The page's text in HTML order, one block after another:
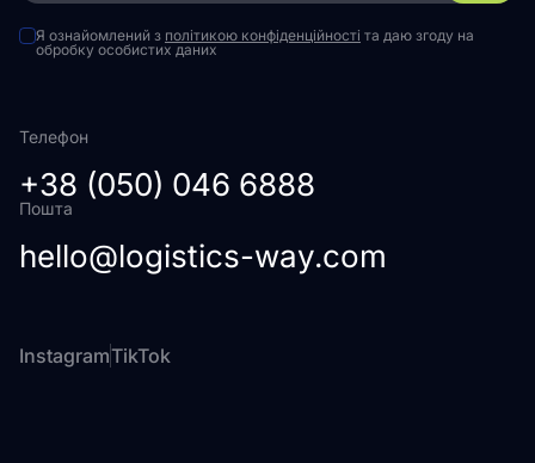
Я ознайомлений з політикою конфіденційності та даю згоду на
обробку особистих даних
Телефон
+38 (050) 046 6888
Пошта
hello@logistics-way.com
InstagramTikTok